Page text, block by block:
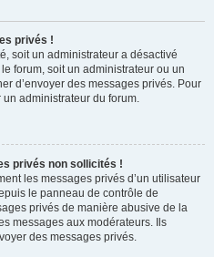
privés !
soit un administrateur a désactivé
forum, soit un administrateur ou un
d’envoyer des messages privés. Pour
administrateur du forum.
privés non sollicités !
les messages privés d’un utilisateur
le panneau de contrôle de
privés de manière abusive de la
messages aux modérateurs. Ils
des messages privés.